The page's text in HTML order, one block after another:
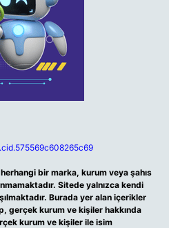
bir marka, kurum veya şahıs
Sitede yalnızca kendi
Burada yer alan içerikler
gerçek kurum ve kişiler hakkında
kurum ve kişiler ile isim